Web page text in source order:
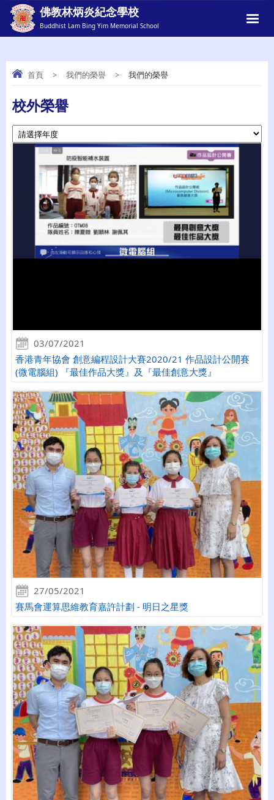
佛教林炳炎紀念學校
Buddhist Lam Bing Yim Memorial School
首頁 > 我們的榮譽 > 我們的榮譽
校外榮譽
03/07/2021
香港青年協會 創意編程設計大賽2020/21 作品設計公開賽
(微電腦組) 『最佳作品大獎』及『最佳創意大獎』
27/05/2021
賽馬會運算思維教育嘉許計劃 - 明日之星獎